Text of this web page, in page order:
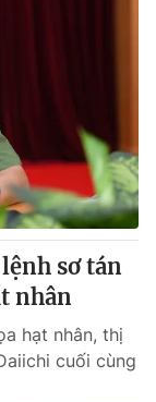
sơ tán
nhân
hạt nhân, thị
cuối cùng